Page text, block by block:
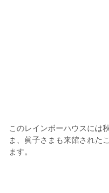
このレインボーハウスには
ま、眞子さまも来館された
ます。